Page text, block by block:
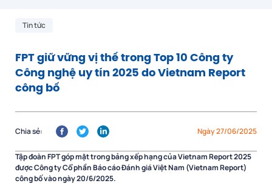
Tin tức
FPT giữ vững vị thế trong Top 10 Công ty
Công nghệ uy tín 2025 do Vietnam Report
công bố
Ngày 27/06/2025
Chia sẻ:
Tập đoàn FPT góp mặt trong bảng xếp hạng của Vietnam Report 2025
được Công ty Cổ phần Báo cáo Đánh giá Việt Nam (Vietnam Report)
công bố vào ngày 20/6/2025.